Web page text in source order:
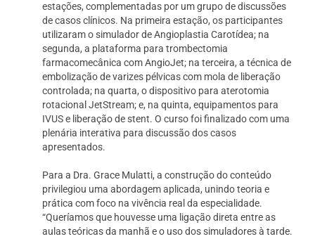
estações, complementadas por um grupo de discussões
de casos clínicos. Na primeira estação, os participantes
utilizaram o simulador de Angioplastia Carotídea; na
segunda, a plataforma para trombectomia
farmacomecânica com AngioJet; na terceira, a técnica de
embolização de varizes pélvicas com mola de liberação
controlada; na quarta, o dispositivo para aterotomia
rotacional JetStream; e, na quinta, equipamentos para
IVUS e liberação de stent. O curso foi finalizado com uma
plenária interativa para discussão dos casos
apresentados.
Para a Dra. Grace Mulatti, a construção do conteúdo
privilegiou uma abordagem aplicada, unindo teoria e
prática com foco na vivência real da especialidade.
“Queríamos que houvesse uma ligação direta entre as
aulas teóricas da manhã e o uso dos simuladores à tarde.